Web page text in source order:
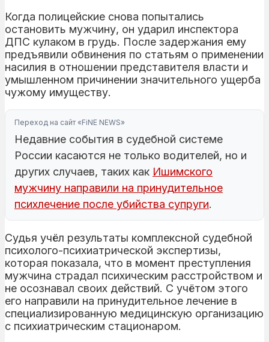
Когда полицейские снова попытались
остановить мужчину, он ударил инспектора
ДПС кулаком в грудь. После задержания ему
предъявили обвинения по статьям о применении
насилия в отношении представителя власти и
умышленном причинении значительного ущерба
чужому имуществу.
Переход на сайт «FiNE NEWS»
Недавние события в судебной системе
России касаются не только водителей, но и
других случаев, таких как Ишимского
мужчину направили на принудительное
психлечение после убийства супруги.
Судья учёл результаты комплексной судебной
психолого-психиатрической экспертизы,
которая показала, что в момент преступления
мужчина страдал психическим расстройством и
не осознавал своих действий. С учётом этого
его направили на принудительное лечение в
специализированную медицинскую организацию
с психиатрическим стационаром.